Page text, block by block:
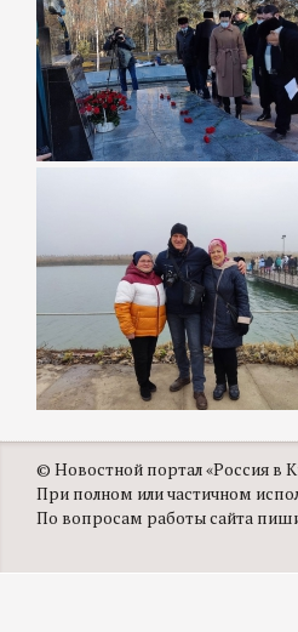
© Новостной портал «Россия в
При полном или частичном
По вопросам работы сайта